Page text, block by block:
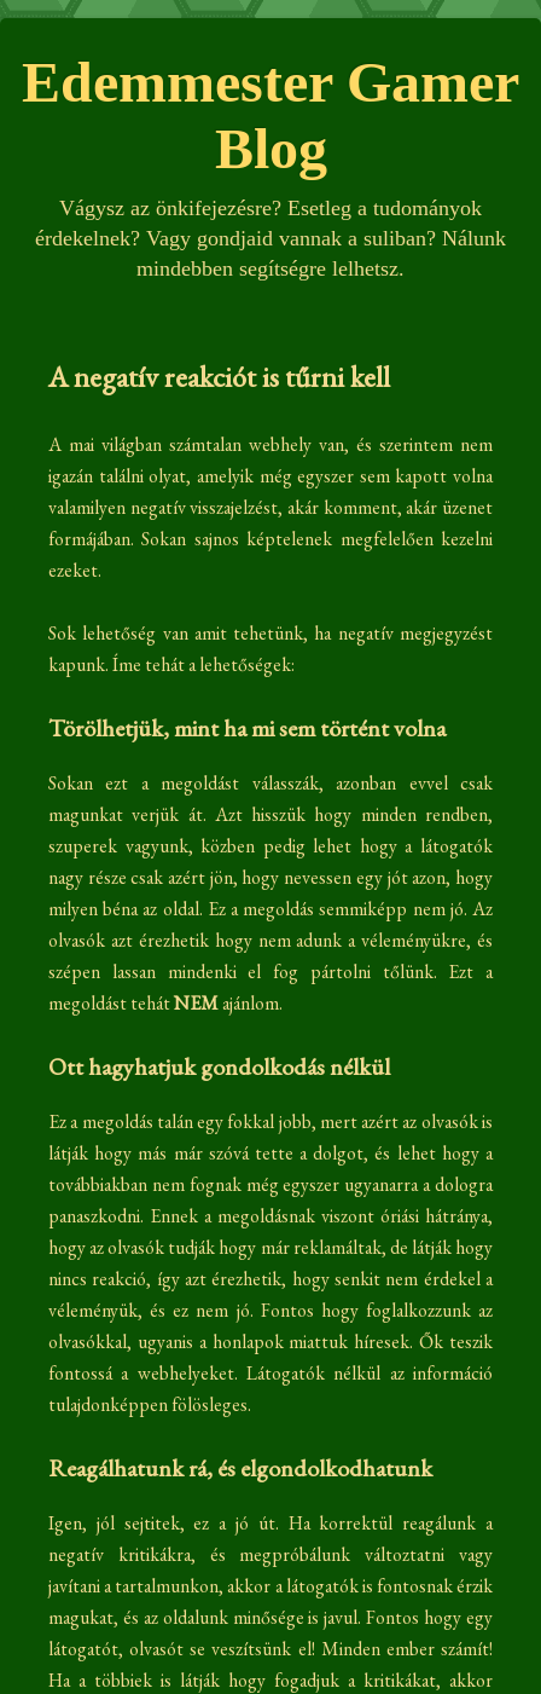
Edemmester Gamer
Blog
Vágysz az önkifejezésre? Esetleg a tudományok
érdekelnek? Vagy gondjaid vannak a suliban? Nálunk
mindebben segítségre lelhetsz.
A negatív reakciót is tűrni kell
A mai világban számtalan webhely van, és szerintem nem
igazán találni olyat, amelyik még egyszer sem kapott volna
valamilyen negatív visszajelzést, akár komment, akár üzenet
formájában. Sokan sajnos képtelenek megfelelően kezelni
ezeket.
Sok lehetőség van amit tehetünk, ha negatív megjegyzést
kapunk. Íme tehát a lehetőségek:
Törölhetjük, mint ha mi sem történt volna
Sokan ezt a megoldást válasszák, azonban evvel csak
magunkat verjük át. Azt hisszük hogy minden rendben,
szuperek vagyunk, közben pedig lehet hogy a látogatók
nagy része csak azért jön, hogy nevessen egy jót azon, hogy
milyen béna az oldal. Ez a megoldás semmiképp nem jó. Az
olvasók azt érezhetik hogy nem adunk a véleményükre, és
szépen lassan mindenki el fog pártolni tőlünk. Ezt a
megoldást tehátNEMajánlom.
Ott hagyhatjuk gondolkodás nélkül
Ez a megoldás talán egy fokkal jobb, mert azért az olvasók is
látják hogy más már szóvá tette a dolgot, és lehet hogy a
továbbiakban nem fognak még egyszer ugyanarra a dologra
panaszkodni. Ennek a megoldásnak viszont óriási hátránya,
hogy az olvasók tudják hogy már reklamáltak, de látják hogy
nincs reakció, így azt érezhetik, hogy senkit nem érdekel a
véleményük, és ez nem jó. Fontos hogy foglalkozzunk az
olvasókkal, ugyanis a honlapok miattuk híresek. Ők teszik
fontossá a webhelyeket. Látogatók nélkül az információ
tulajdonképpen fölösleges.
Reagálhatunk rá, és elgondolkodhatunk
Igen, jól sejtitek, ez a jó út. Ha korrektül reagálunk a
negatív kritikákra, és megpróbálunk változtatni vagy
javítani a tartalmunkon, akkor a látogatók is fontosnak érzik
magukat, és az oldalunk minősége is javul. Fontos hogy egy
látogatót, olvasót se veszítsünk el! Minden ember számít!
Ha a többiek is látják hogy fogadjuk a kritikákat, akkor